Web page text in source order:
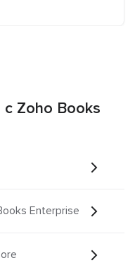
Zoho Books
Enterprise